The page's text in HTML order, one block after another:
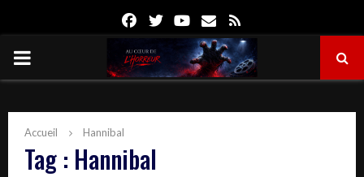
FacebookTwitterYoutube
Email
PRIMARY
Accueil Hannibal
Tag : Hannibal